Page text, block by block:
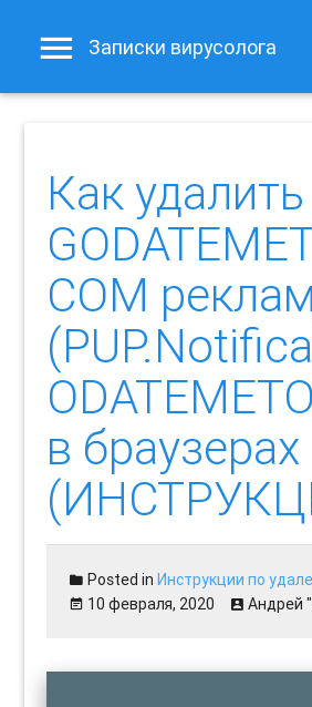
Записки вирусолога
Как удалить
COM
в браузерах
Posted inИнструкции по
10 февраля, 2020
Андрей